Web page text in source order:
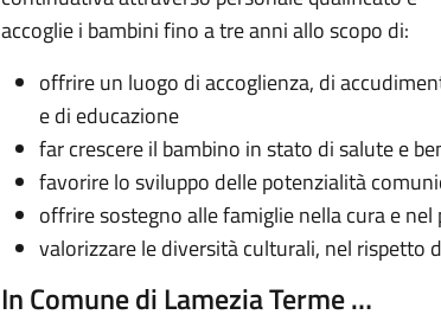
accoglie i bambini fino a tre anni allo scopo di:
offrire un luogo di accoglienza, di
e di educazione
far crescere il bambino in stato di salute e
favorire lo sviluppo delle potenzialità
offrire sostegno alle famiglie nella cura e
valorizzare le diversità culturali, nel rispetto
In Comune di Lamezia Terme …